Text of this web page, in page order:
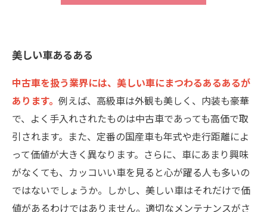
美しい車あるある
中古車を扱う業界には、美しい車にまつわるあるあるが
あります。 例えば、高級車は外観も美しく、内装も豪華
で、よく手入れされたものは中古車であっても高価で取
引されます。また、定番の国産車も年式や走行距離によ
って価値が大きく異なります。さらに、車にあまり興味
がなくても、カッコいい車を見ると心が躍る人も多いの
ではないでしょうか。しかし、美しい車はそれだけで価
値があるわけではありません。適切なメンテナンスがさ